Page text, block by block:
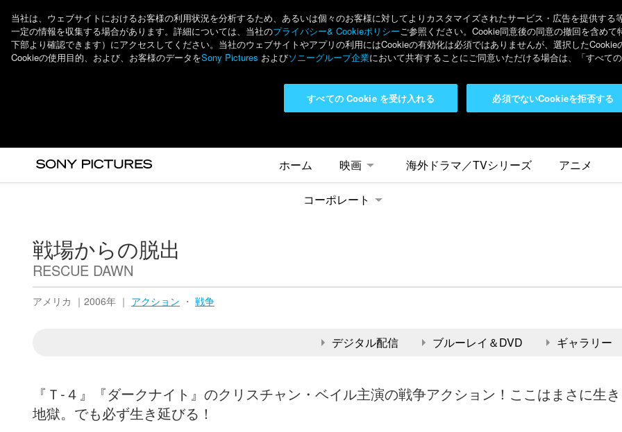
当社は、ウェブサイトにおけるお客様の利用状況を分析するため、あるいは個々のお客様に対してよりカスタマイズされたサービス・広告を提供す
一定の情報を収集する場合があります。詳細については、当社のプライバシー& Cookieポリシーご参照ください。Cookie同意後の同意の撤回を含めて
下部より確認できます）にアクセスしてください。当社のウェブサイトやアプリの利用にはCookieの有効化は必須ではありませんが、選択したCookie
Cookieの使用目的、および、お客様のデータをSony Pictures およびソニーグループ企業において共有することにご同意いただける場合は、「すべて
必須でないCookieを拒否する
すべての Cookie を受け入れる
ホーム
映画 海外ドラマ／TVシリーズ アニメ
コーポレート
戦場からの脱出
RESCUE DAWN
アメリカ ｜2006年 ｜ アクション ・ 戦争
デジタル配信
ブルーレイ＆DVD ギャラリー
『Ｔ-４』『ダークナイト』のクリスチャン・ベイル主演の戦争アクション！ここはまさに生き
地獄。でも必ず生き延びる！